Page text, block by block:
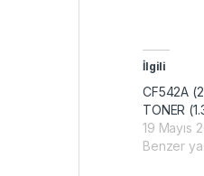
İlgili
CF542A
TONER
19 Mayıs
Benzer